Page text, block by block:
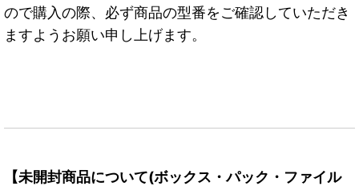
ので購入の際、必ず商品の型番をご確認していただき
ますようお願い申し上げます。
【未開封商品について(ボックス・パック・ファイル